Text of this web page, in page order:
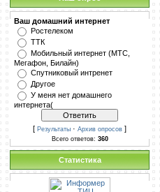
Ваш домашний интернет
Ростелеком
ТТК
Мобильный интернет (МТС,
Мегафон, Билайн)
Спутниковый интренет
Другое
У меня нет домашнего
интернета(
[ Результаты · Архив опросов ]
Всего ответов: 360
Статистика